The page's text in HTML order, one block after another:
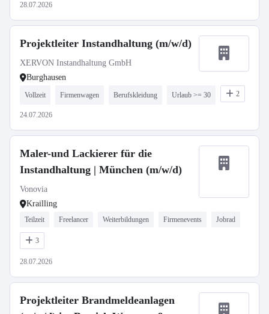
28.07.2026
Projektleiter Instandhaltung (m/w/d)
XERVON Instandhaltung GmbH
Burghausen
Vollzeit Firmenwagen Berufskleidung Urlaub >= 30 2
24.07.2026
Maler-und Lackierer für die
Instandhaltung | München (m/w/d)
Vonovia
Krailling
Teilzeit Freelancer Weiterbildungen Firmenevents Jobrad
3
28.07.2026
Projektleiter Brandmeldeanlagen